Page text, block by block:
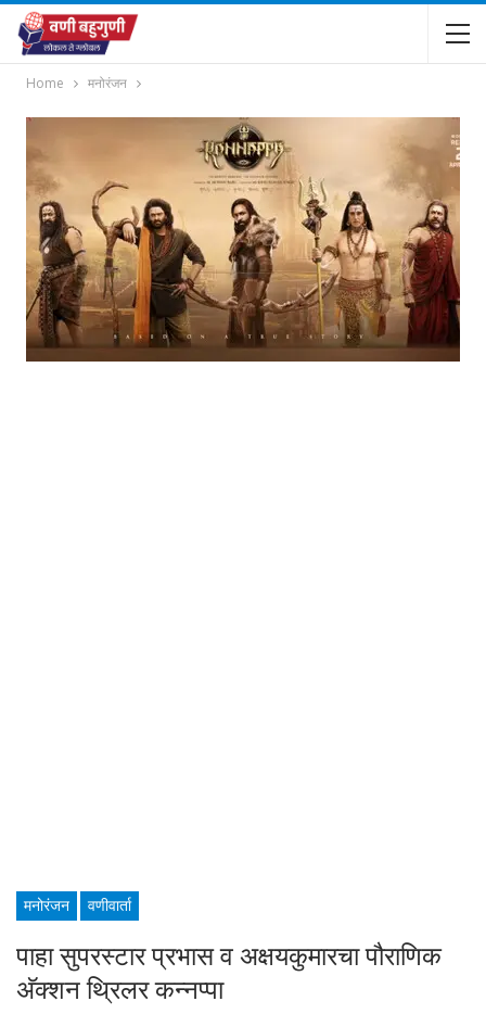
Home मनोरंजन
मनोरंजन वणीवार्ता
पाहा सुपरस्टार प्रभास व अक्षयकुमारचा पौराणिक
अ‍ॅक्शन थ्रिलर कन्नप्पा